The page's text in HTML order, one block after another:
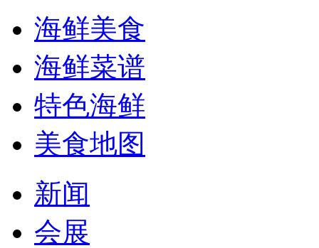
海鲜美食
海鲜菜谱
特色海鲜
美食地图
新闻
会展